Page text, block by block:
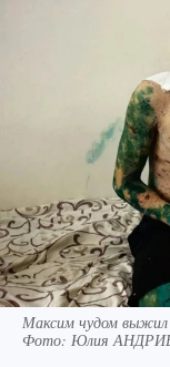
Максим чудом выжил
Фото: Юлия